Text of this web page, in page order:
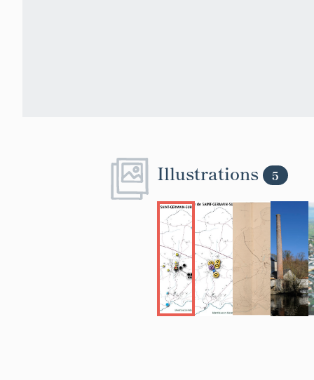
Illustrations 5